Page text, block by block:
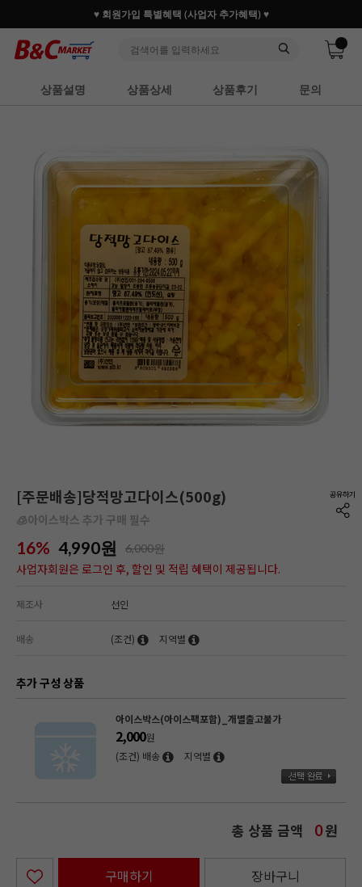
♥ 회원가입 특별혜택 (사업자 추가혜택) ♥
상품설명 상품상세 상품후기 문의
[주문배송]당적망고다이스(500g)
🧊아이스박스 추가 구매 필수
16% 4,990원 6,000원
사업자회원은 로그인 후, 할인 및 적립 혜택이 제공됩니다.
제조사 선인
배송 (조건) 지역별
추가 구성 상품
아이스박스(아이스팩포함)_개별출고불가
2,000원
(조건) 배송
지역별
총 상품 금액 0원
구매하기 장바구니